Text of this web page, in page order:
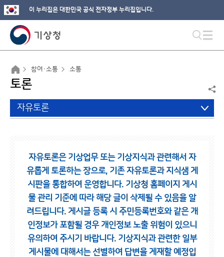
이 누리집은 대한민국 공식 전자정부 누리집입니다.
참여·소통 소통
토론
자유토론
자유토론은 기상업무 또는 기상지식과 관련해서 자
유롭게 토론하는 장으로, 기존 자유토론과 지식샘 게
시판을 통합하여 운영합니다. 기상청 홈페이지 게시
물 관리 기준에 따라 해당 글이 삭제될 수 있음을 알
려드립니다. 게시글 등록 시 주민등록번호와 같은 개
인정보가 포함될 경우 개인정보 노출 위험이 있으니
유의하여 주시기 바랍니다. 기상지식과 관련한 일부
게시물에 대해서는 선별하여 답변을 게재할 예정입